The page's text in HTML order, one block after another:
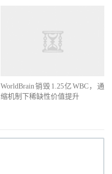
WorldBrain销毁1.25亿WBC，通
缩机制下稀缺性价值提升